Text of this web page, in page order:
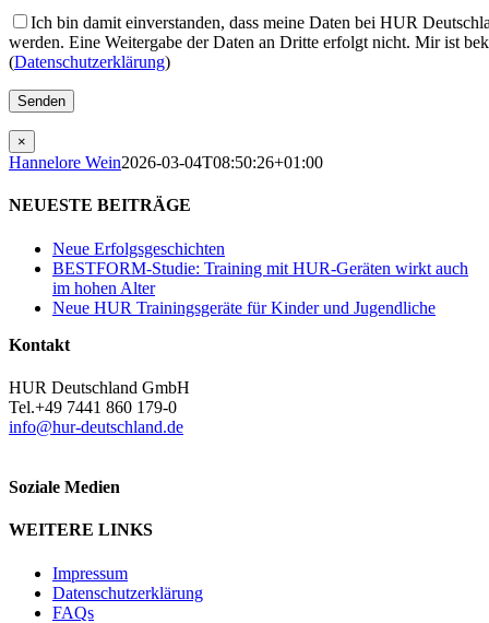
Ich bin damit einverstanden, dass meine Daten bei HUR
werden. Eine Weitergabe der Daten an Dritte erfolgt nicht. Mir ist
(Datenschutzerklärung)
×
Hannelore Wein2026-03-04T08:50:26+01:00
NEUESTE BEITRÄGE
Neue Erfolgsgeschichten
BESTFORM-Studie: Training mit HUR-Geräten wirkt auch
im hohen Alter
Neue HUR Trainingsgeräte für Kinder und Jugendliche
Kontakt
HUR Deutschland GmbH
Tel.+49 7441 860 179-0
info@hur-deutschland.de
Soziale Medien
WEITERE LINKS
Impressum
Datenschutzerklärung
FAQs